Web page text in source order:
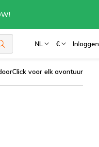
NL € Inloggen
voor elk avontuur